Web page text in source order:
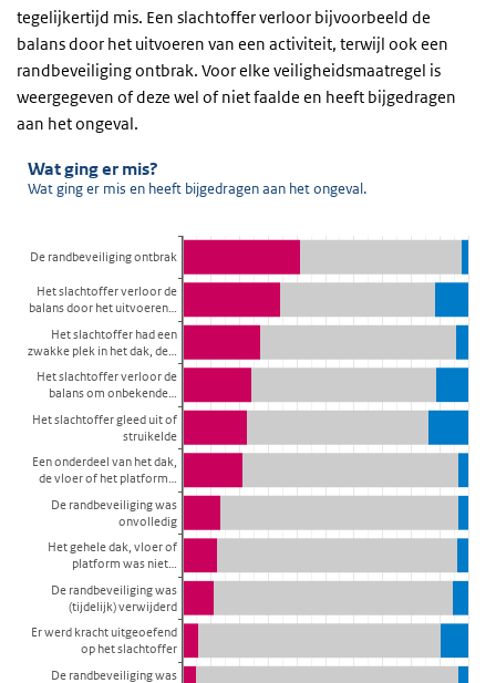
tegelijkertijd mis. Een slachtoffer verloor bijvoorbeeld de
balans door het uitvoeren van een activiteit, terwijl ook een
randbeveiliging ontbrak. Voor elke veiligheidsmaatregel is
weergegeven of deze wel of niet faalde en heeft bijgedragen
aan het ongeval.